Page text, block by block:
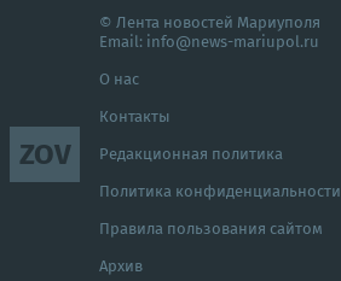
ZOV
© Лента новостей Мариуполя
Email: info@news-mariupol.ru
О нас
Контакты
Редакционная политика
Политика конфиденциальности
Правила пользования сайтом
Архив